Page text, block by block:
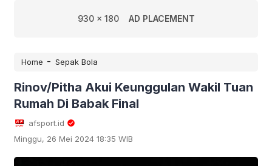
930 x 180 AD PLACEMENT
Home - Sepak Bola
Rinov/Pitha Akui Keunggulan Wakil Tuan
Rumah Di Babak Final
afsport.id
Minggu, 26 Mei 2024 18:35 WIB